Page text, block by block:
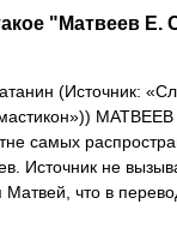
"Матвеев Е.
(Источник:
МАТВЕЕВ
самых
Источник не
Матвей, что в